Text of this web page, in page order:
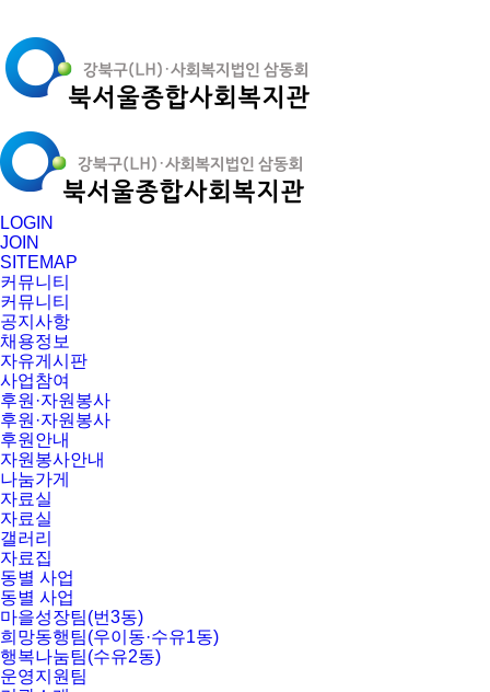
LOGIN
JOIN
SITEMAP
커뮤니티
커뮤니티
공지사항
채용정보
자유게시판
사업참여
후원·자원봉사
후원·자원봉사
후원안내
자원봉사안내
나눔가게
자료실
자료실
갤러리
자료집
동별 사업
동별 사업
마을성장팀(번3동)
희망동행팀(우이동·수유1동)
행복나눔팀(수유2동)
운영지원팀